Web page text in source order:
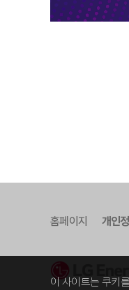
홈페이지 개인
이 사이트는 쿠키